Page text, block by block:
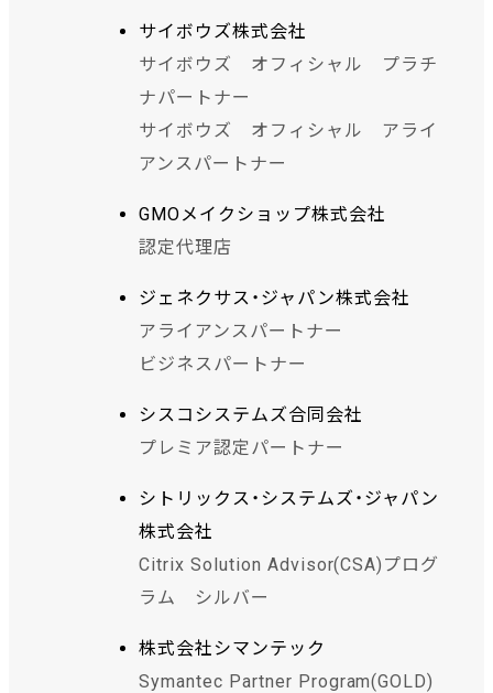
サイボウズ株式会社
サイボウズ オフィシャル プラチ
ナパートナー
サイボウズ オフィシャル アライ
アンスパートナー
GMOメイクショップ株式会社
認定代理店
ジェネクサス・ジャパン株式会社
アライアンスパートナー
ビジネスパートナー
シスコシステムズ合同会社
プレミア認定パートナー
シトリックス・システムズ・ジャパン
株式会社
Citrix Solution Advisor(CSA)プログ
ラム シルバー
株式会社シマンテック
Symantec Partner Program(GOLD)